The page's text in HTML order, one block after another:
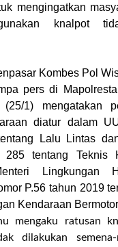
mengingatkan
knalpot
Kombes Pol
pers di
1) mengatakan
diatur dalam
Lalu Lintas
tentang Teknis
Lingkungan
P.56 tahun 2019
Kendaraan
mengaku ratusan
dilakukan semena-